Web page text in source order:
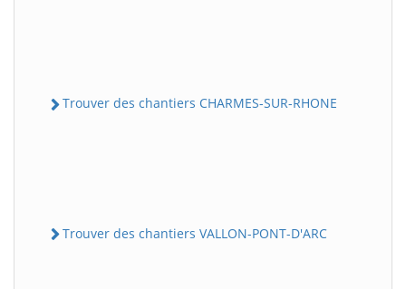
Trouver des chantiers CHARMES-SUR-RHONE
Trouver des chantiers VALLON-PONT-D'ARC